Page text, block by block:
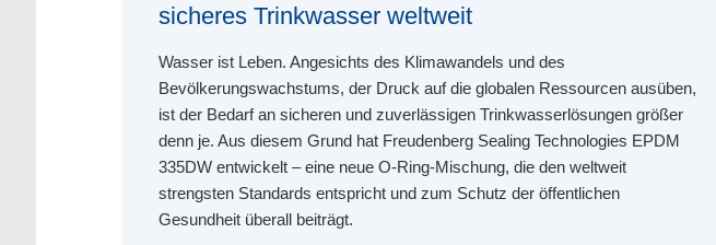
sicheres Trinkwasser weltweit
Wasser ist Leben. Angesichts des Klimawandels und des
Bevölkerungswachstums, der Druck auf die globalen Ressourcen ausüben,
ist der Bedarf an sicheren und zuverlässigen Trinkwasserlösungen größer
denn je. Aus diesem Grund hat Freudenberg Sealing Technologies EPDM
335DW entwickelt – eine neue O-Ring-Mischung, die den weltweit
strengsten Standards entspricht und zum Schutz der öffentlichen
Gesundheit überall beiträgt.